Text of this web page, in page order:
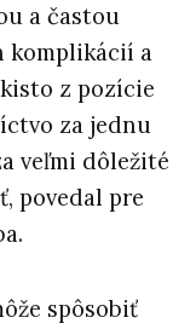
a častou
komplikácií a
z pozície
za jednu
veľmi dôležité
povedal pre
spôsobiť